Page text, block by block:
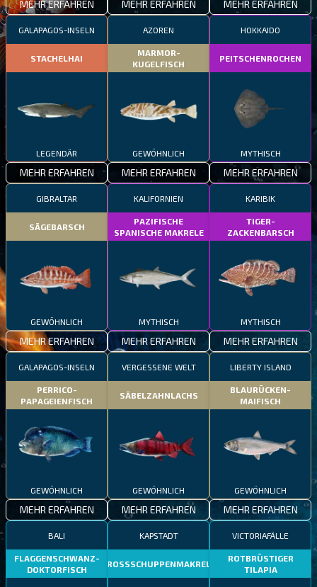
MEHR ERFAHREN MEHR ERFAHREN MEHR ERFAHREN
GALAPAGOS-INSELN
STACHELHAI
LEGENDÄR
MEHR ERFAHREN
AZOREN
MARMOR-
KUGELFISCH
GEWÖHNLICH
MEHR ERFAHREN
HOKKAIDO
PEITSCHENROCHEN
MYTHISCH
MEHR ERFAHREN
GIBRALTAR
SÄGEBARSCH
GEWÖHNLICH
MEHR ERFAHREN
KALIFORNIEN
PAZIFISCHE
SPANISCHE MAKRELE
MYTHISCH
MEHR ERFAHREN
KARIBIK
TIGER-
ZACKENBARSCH
MYTHISCH
MEHR ERFAHREN
GALAPAGOS-INSELN
PERRICO-
PAPAGEIENFISCH
GEWÖHNLICH
MEHR ERFAHREN
VERGESSENE WELT
SÄBELZAHNLACHS
GEWÖHNLICH
MEHR ERFAHREN
LIBERTY ISLAND
BLAURÜCKEN-
MAIFISCH
GEWÖHNLICH
MEHR ERFAHREN
BALI
FLAGGENSCHWANZ-
DOKTORFISCH
KAPSTADT
GROSSSCHUPPENMAKRELE
VICTORIAFÄLLE
ROTBRÜSTIGER
TILAPIA